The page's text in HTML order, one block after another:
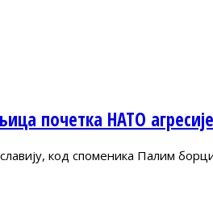
почетка НАТО агресије
код споменика Палим